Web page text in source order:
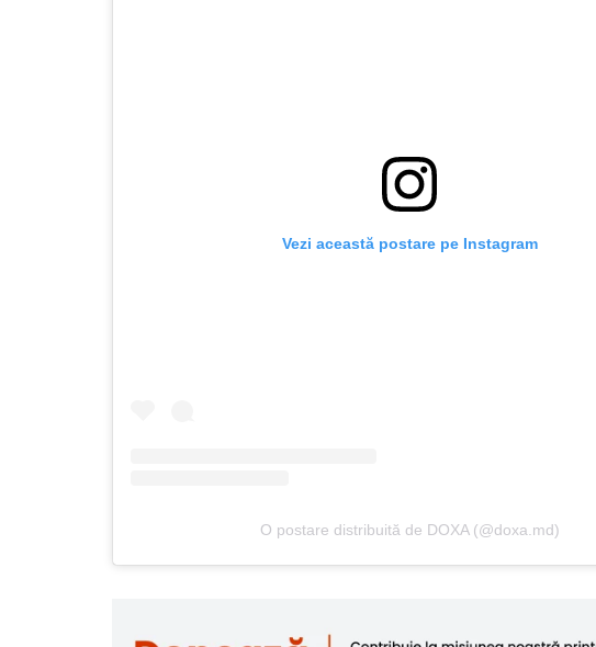
Vezi această postare pe Instagram
O postare distribuită de DOXA (@doxa.md)